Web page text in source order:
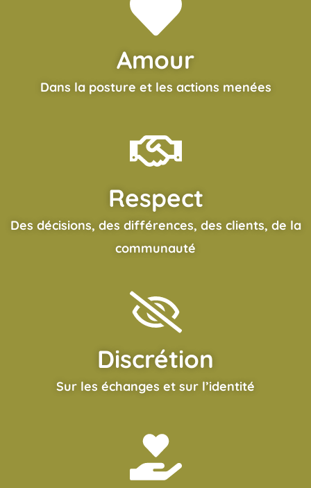
Amour
Dans la posture et les actions menées
Respect
Des décisions, des différences, des clients, de la
communauté
Discrétion
Sur les échanges et sur l’identité